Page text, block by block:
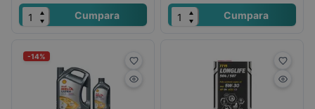
Cumpara Cumpara
-14%